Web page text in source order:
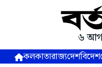
৬
কলকাতারাজ্যদেশবিদেশ